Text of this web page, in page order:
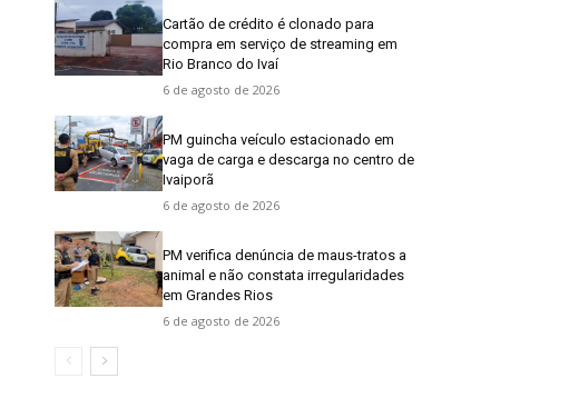
Cartão de crédito é clonado para
compra em serviço de streaming em
Rio Branco do Ivaí
6 de agosto de 2026
PM guincha veículo estacionado em
vaga de carga e descarga no centro de
Ivaiporã
6 de agosto de 2026
PM verifica denúncia de maus-tratos a
animal e não constata irregularidades
em Grandes Rios
6 de agosto de 2026